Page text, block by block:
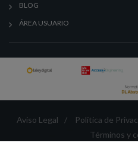
BLOG
ÁREA USUARIO
Aviso Legal / Política de
Términos y